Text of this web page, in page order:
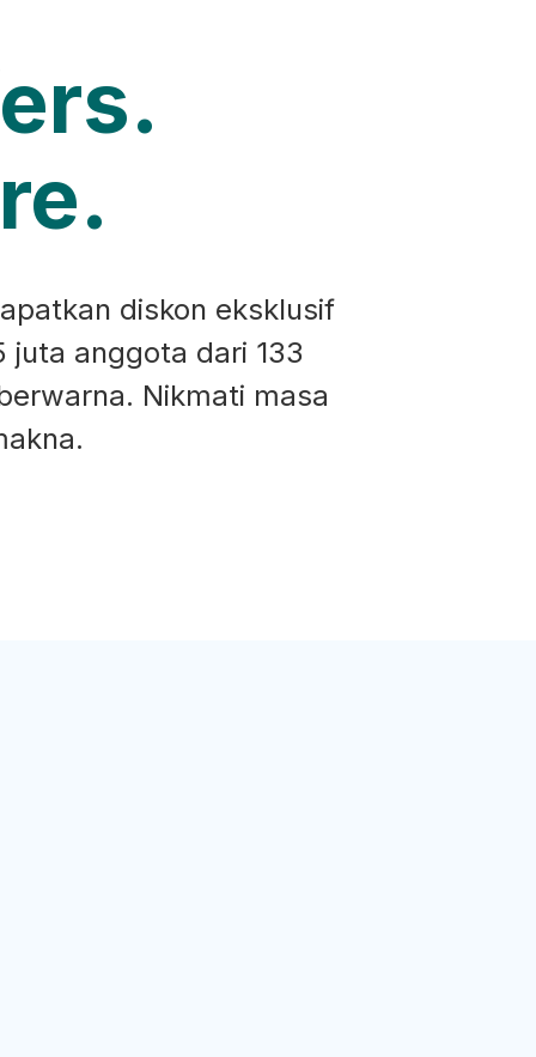
diskon eksklusif
juta anggota dari 133
Nikmati masa